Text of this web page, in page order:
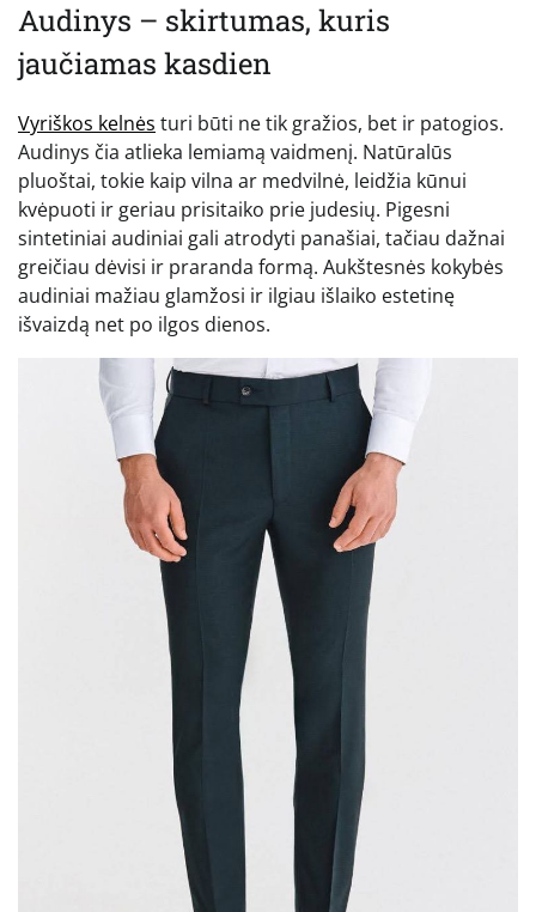
Audinys – skirtumas, kuris
jaučiamas kasdien
Vyriškos kelnės turi būti ne tik gražios, bet ir patogios.
Audinys čia atlieka lemiamą vaidmenį. Natūralūs
pluoštai, tokie kaip vilna ar medvilnė, leidžia kūnui
kvėpuoti ir geriau prisitaiko prie judesių. Pigesni
sintetiniai audiniai gali atrodyti panašiai, tačiau dažnai
greičiau dėvisi ir praranda formą. Aukštesnės kokybės
audiniai mažiau glamžosi ir ilgiau išlaiko estetinę
išvaizdą net po ilgos dienos.